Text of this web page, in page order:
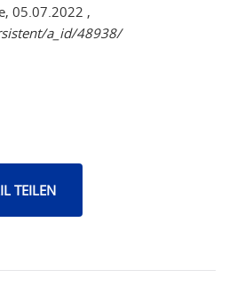
05.07.2022 ,
a_id/48938/
TEILEN